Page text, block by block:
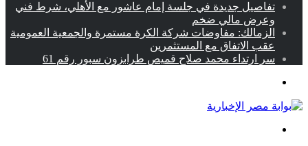
تفاصيل جديدة في جلسة إمام عاشور مع الأهلي، شرط فني
وعرض مالي ضخم
الزمالك: مفاوضات شركة الكرة مستمرة والجمعية العمومية
عقب الاتفاق مع المستثمرين
سر ارتداء محمد صلاح قميص طرابزون سبور رقم 61